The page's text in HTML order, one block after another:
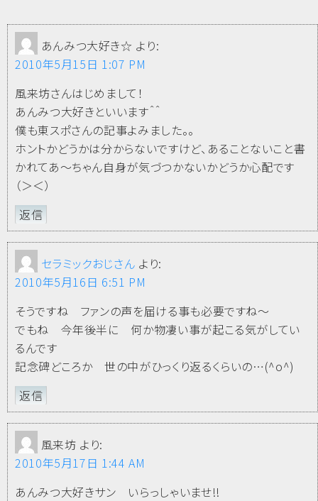
あんみつ大好き☆ より:
2010年5月15日 1:07 PM
風来坊さんはじめまして！
あんみつ大好きといいます＾＾
僕も東スポさんの記事よみました。。
ホントかどうかは分からないですけど、あることないこと書
かれてあ～ちゃん自身が気づつかないかどうか心配です
（＞＜）
返信
セラミックおじさん より:
2010年5月16日 6:51 PM
そうですね ファンの声を届ける事も必要ですね～
でもね 今年後半に 何か物凄い事が起こる気がしてい
るんです
記念碑どころか 世の中がひっくり返るくらいの…(^o^)
返信
風来坊 より:
2010年5月17日 1:44 AM
あんみつ大好きサン いらっしゃいませ!!